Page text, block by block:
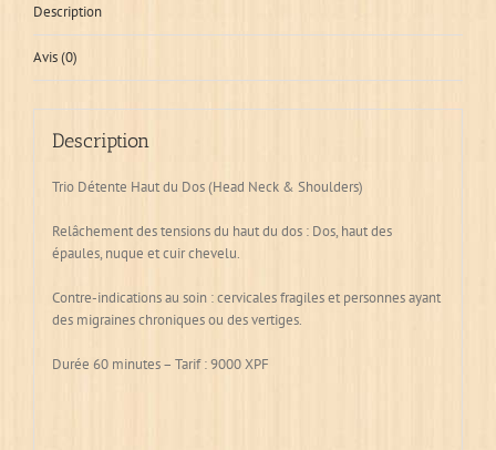
Description
Avis (0)
Description
Trio Détente Haut du Dos (Head Neck & Shoulders)
Relâchement des tensions du haut du dos : Dos, haut des
épaules, nuque et cuir chevelu.
Contre-indications au soin : cervicales fragiles et personnes ayant
des migraines chroniques ou des vertiges.
Durée 60 minutes – Tarif : 9000 XPF